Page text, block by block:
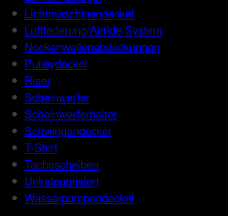
Lichtmaschinendeckel
Luftfederung/Airride System
Nockenwellenabdeckungen
Pulleydeckel
Riser
Scheinwerfer
Scheinwerferhalter
Schwingendeckel
T-Shirt
Tachoscheiben
Unkategorisiert
Wasserpumpendeckel